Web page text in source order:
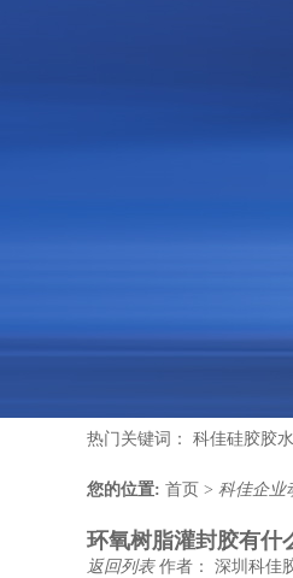
热门关键词： 科佳硅胶胶
您的位置: 首页 > 科佳企业
环氧树脂灌封胶有什
返回列表 作者： 深圳科佳